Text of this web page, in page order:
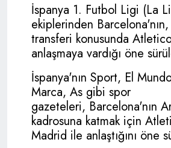
İspanya 1. Futbol Ligi (La
ekiplerinden Barcelona'nın,
transferi konusunda
anlaşmaya vardığı öne
İspanya'nın Sport, El
Marca, As gibi spor
gazeteleri, Barcelona'nın
kadrosuna katmak için
Madrid ile anlaştığını öne